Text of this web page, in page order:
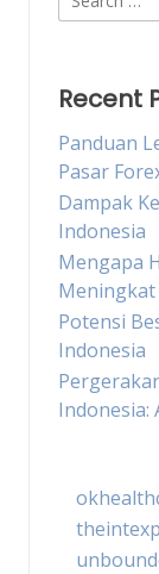
for:
Recent
Panduan
Pasar
Dampak
Indonesia
Mengapa
Meningkat
Potensi
Indonesia
Indonesia: